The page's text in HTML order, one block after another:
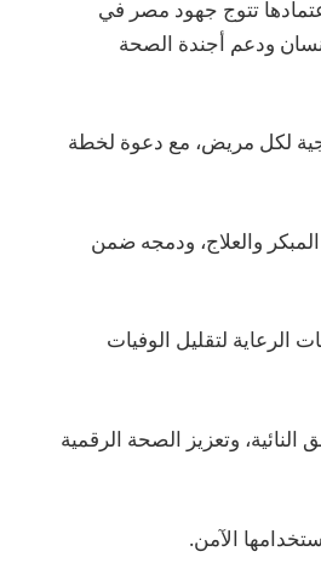
تتوج جهود مصر في
ودعم أجندة الصحة
لكل مريض، مع دعوة لخطة
والعلاج، ودمجه ضمن
الرعاية لتقليل الوفيات
وتعزيز الصحة الرقمية
الآمن.